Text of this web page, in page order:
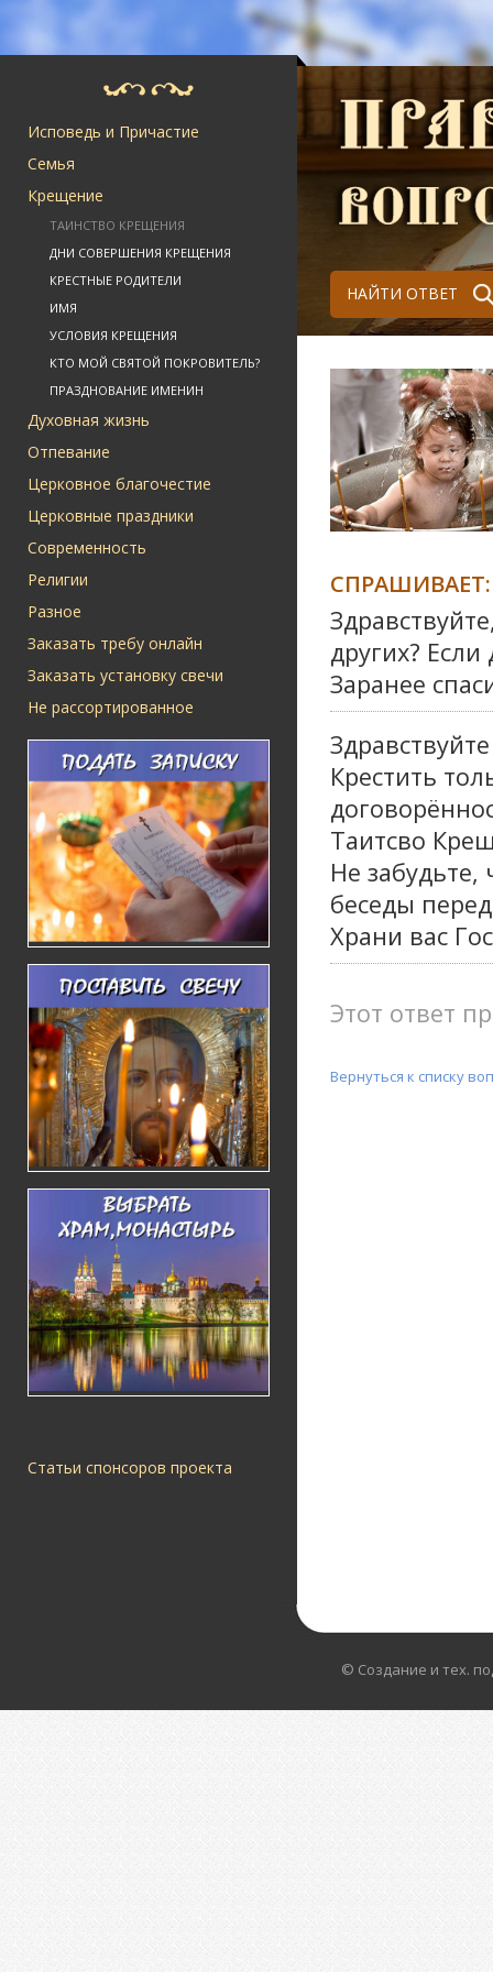
Исповедь и Причастие
Семья
Крещение
ТАИНСТВО КРЕЩЕНИЯ
ДНИ СОВЕРШЕНИЯ КРЕЩЕНИЯ
КРЕСТНЫЕ РОДИТЕЛИ
ИМЯ
УСЛОВИЯ КРЕЩЕНИЯ
КТО МОЙ СВЯТОЙ ПОКРОВИТЕЛЬ?
ПРАЗДНОВАНИЕ ИМЕНИН
Духовная жизнь
Отпевание
Церковное благочестие
Церковные праздники
Современность
Религии
Разное
Заказать требу онлайн
Заказать установку свечи
Не рассортированное
Статьи спонсоров проекта
НАЙТИ ОТВЕТ
СПРАШИВАЕТ:
других?
Заранее
Крестить
Таитсво
Не
беседы
Храни вас
Этот ответ
Вернуться к списку
© Создание и тех.